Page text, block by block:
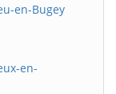
en-Bugey
en-